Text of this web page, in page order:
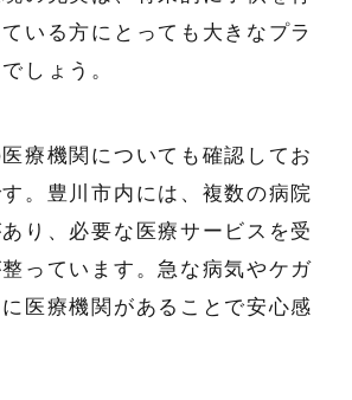
いる方にとっても大きなプラ
しょう。
療機関についても確認してお
。豊川市内には、複数の病院
り、必要な医療サービスを受
っています。急な病気やケガ
医療機関があることで安心感